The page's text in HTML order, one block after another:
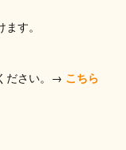
す。
ださい。→ こちら